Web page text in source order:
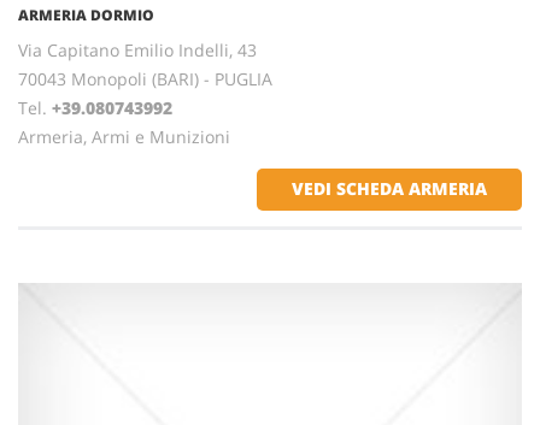
ARMERIA DORMIO
Via Capitano Emilio Indelli, 43
70043 Monopoli (BARI) - PUGLIA
Tel. +39.080743992
Armeria, Armi e Munizioni
VEDI SCHEDA ARMERIA